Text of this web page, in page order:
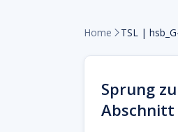
Home  TSL |
Sprung
Abschnitt